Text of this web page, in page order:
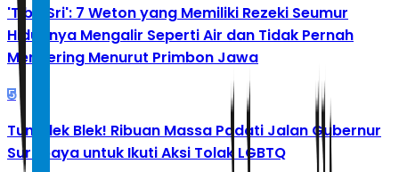
'Tibo Sri': 7 Weton yang Memiliki Rezeki Seumur
Hidupnya Mengalir Seperti Air dan Tidak Pernah
Mengering Menurut Primbon Jawa
5
Tumplek Blek! Ribuan Massa Padati Jalan Gubernur
Surabaya untuk Ikuti Aksi Tolak LGBTQ